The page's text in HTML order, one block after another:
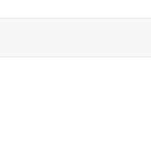
scanners in ons
eni.safe-mobile.
ook diverse
een draagtas om uw